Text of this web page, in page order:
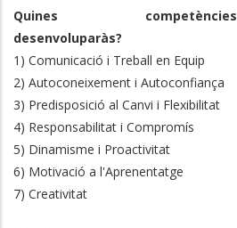
Quines competències
desenvoluparàs?
1) Comunicació i Treball en Equip
2) Autoconeixement i Autoconfiança
3) Predisposició al Canvi i Flexibilitat
4) Responsabilitat i Compromís
5) Dinamisme i Proactivitat
6) Motivació a l'Aprenentatge
7) Creativitat